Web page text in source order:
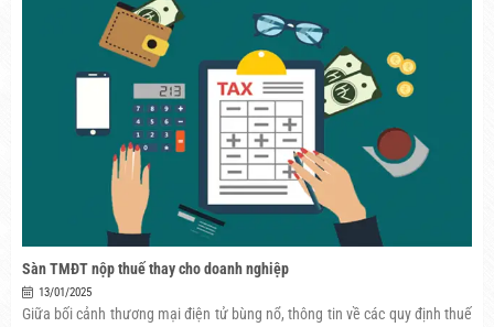
Sàn TMĐT nộp thuế thay cho doanh nghiệp
13/01/2025
Giữa bối cảnh thương mại điện tử bùng nổ, thông tin về các quy định thuế